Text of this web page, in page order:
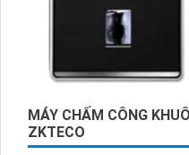
MÁY CHẤM CÔNG
ZKTECO